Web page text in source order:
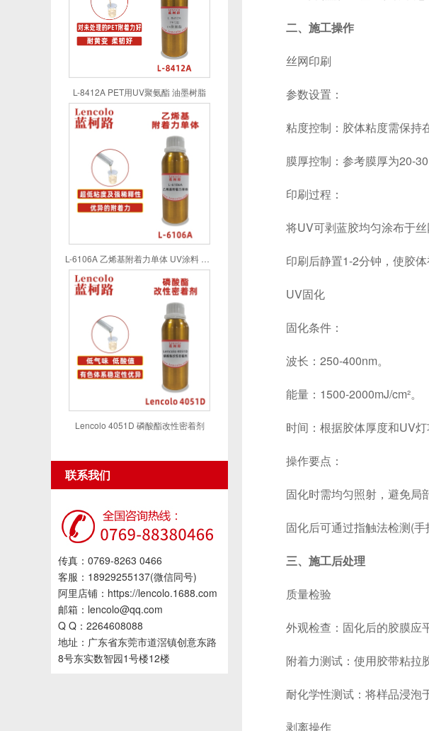
L-8412A PET用UV聚氨酯 油墨树脂
Lencolo 4051D 磷酸酯改性密着剂
联系我们
传真：0769-8263 0466
客服：18929255137(微信同号)
阿里店铺：https://lencolo.1688.com
邮箱：lencolo@qq.com
Q Q：2264608088
地址：广东省东莞市道滘镇创意东路
8号东实数智园1号楼12楼
二、施工操作
丝网印刷
参数设置：
粘度控制：胶体粘度需保持
膜厚控制：参考膜厚为20-
印刷过程：
将UV可剥蓝胶均匀涂布于丝
印刷后静置1-2分钟，使胶体
UV固化
固化条件：
波长：250-400nm。
能量：1500-2000mJ/cm²。
时间：根据胶体厚度和UV灯
操作要点：
固化时需均匀照射，避免局部
固化后可通过指触法检测(手
三、施工后处理
质量检验
外观检查：固化后的胶膜应平
附着力测试：使用胶带粘拉胶
耐化学性测试：将样品浸泡
剥离操作